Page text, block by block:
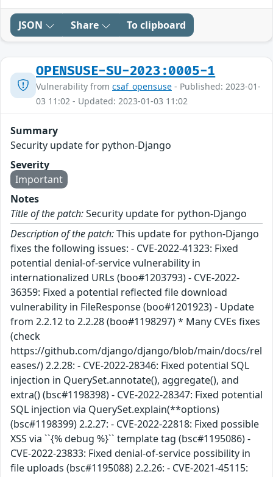
JSON Share To clipboard
OPENSUSE-SU-2023:0005-1
Vulnerability from csaf_opensuse - Published: 2023-01-
03 11:02 - Updated: 2023-01-03 11:02
Summary
Security update for python-Django
Severity
Important
Notes
Title of the patch:Security update for python-Django
Description of the patch:This update for python-Django
fixes the following issues: - CVE-2022-41323: Fixed
potential denial-of-service vulnerability in
internationalized URLs (boo#1203793) - CVE-2022-
36359: Fixed a potential reflected file download
vulnerability in FileResponse (boo#1201923) - Update
from 2.2.12 to 2.2.28 (boo#1198297) * Many CVEs fixes
(check
https://github.com/django/django/blob/main/docs/rel
eases/) 2.2.28: - CVE-2022-28346: Fixed potential SQL
injection in QuerySet.annotate(), aggregate(), and
extra() (bsc#1198398) - CVE-2022-28347: Fixed potential
SQL injection via QuerySet.explain(**options)
(bsc#1198399) 2.2.27: - CVE-2022-22818: Fixed possible
XSS via ``{% debug %}`` template tag (bsc#1195086) -
CVE-2022-23833: Fixed denial-of-service possibility in
file uploads (bsc#1195088) 2.2.26: - CVE-2021-45115: